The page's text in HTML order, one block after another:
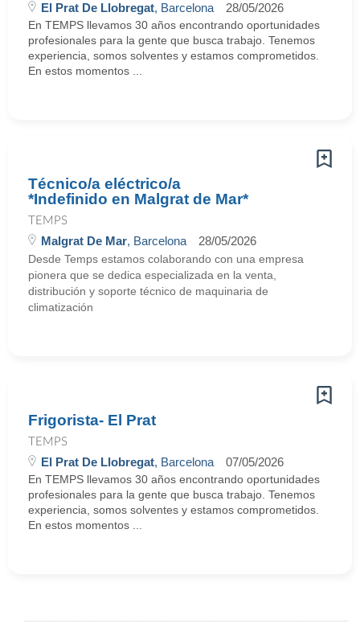
El Prat De Llobregat, Barcelona 28/05/2026
En TEMPS llevamos 30 años encontrando oportunidades
profesionales para la gente que busca trabajo. Tenemos
experiencia, somos solventes y estamos comprometidos.
En estos momentos ...
Técnico/a eléctrico/a
*Indefinido en Malgrat de Mar*
TEMPS
Malgrat De Mar, Barcelona 28/05/2026
Desde Temps estamos colaborando con una empresa
pionera que se dedica especializada en la venta,
distribución y soporte técnico de maquinaria de
climatización
Frigorista- El Prat
TEMPS
El Prat De Llobregat, Barcelona 07/05/2026
En TEMPS llevamos 30 años encontrando oportunidades
profesionales para la gente que busca trabajo. Tenemos
experiencia, somos solventes y estamos comprometidos.
En estos momentos ...